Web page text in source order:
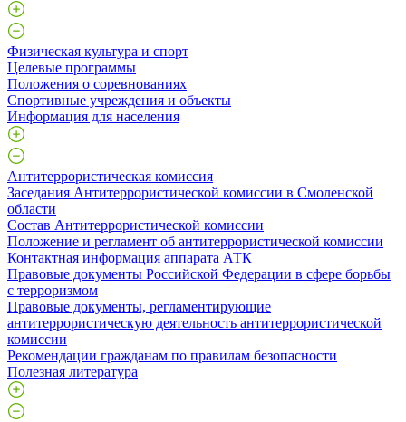
Физическая культура и спорт
Целевые программы
Положения о соревнованиях
Спортивные учреждения и объекты
Информация для населения
Антитеррористическая комиссия
Заседания Антитеррористической комиссии в Смоленской
области
Состав Антитеррористической комиссии
Положение и регламент об антитеррористической комиссии
Контактная информация аппарата АТК
Правовые документы Российской Федерации в сфере борьбы
с терроризмом
Правовые документы, регламентирующие
антитеррористическую деятельность антитеррористической
комиссии
Рекомендации гражданам по правилам безопасности
Полезная литература